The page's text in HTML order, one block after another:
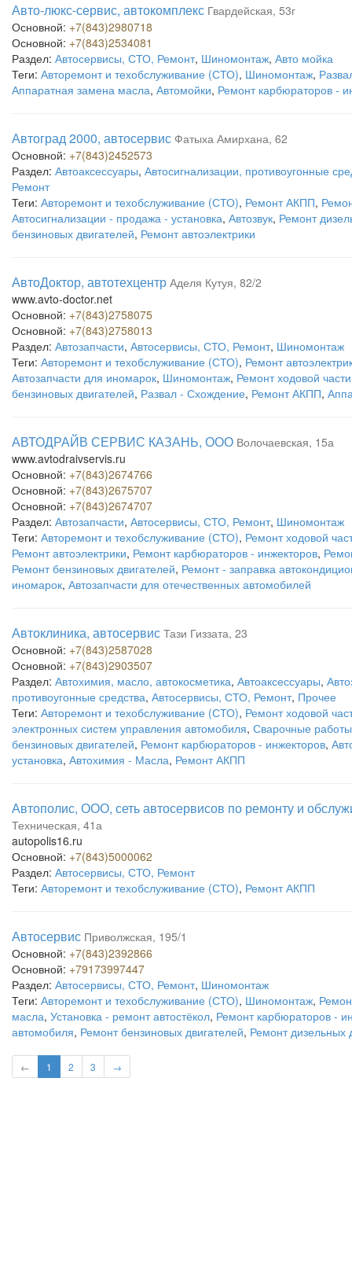
Авто-люкс-сервис, автокомплекс Гвардейская, 53г
Основной: +7(843)2980718
Основной: +7(843)2534081
Раздел: Автосервисы, СТО, Ремонт, Шиномонтаж, Авто мойка
Теги: Авторемонт и техобслуживание (СТО), Шиномонтаж,
Аппаратная замена масла, Автомойки, Ремонт карбюраторов -
Автоград 2000, автосервис Фатыха Амирхана, 62
Основной: +7(843)2452573
Раздел: Автоаксессуары, Автосигнализации, противоугонные
Ремонт
Теги: Авторемонт и техобслуживание (СТО), Ремонт АКПП,
Автосигнализации - продажа - установка, Автозвук, Ремонт
бензиновых двигателей, Ремонт автоэлектрики
АвтоДоктор, автотехцентр Аделя Кутуя, 82/2
www.avto-doctor.net
Основной: +7(843)2758075
Основной: +7(843)2758013
Раздел: Автозапчасти, Автосервисы, СТО, Ремонт, Шиномонтаж
Теги: Авторемонт и техобслуживание (СТО), Ремонт
Автозапчасти для иномарок, Шиномонтаж, Ремонт ходовой
бензиновых двигателей, Развал - Схождение, Ремонт АКПП,
АВТОДРАЙВ СЕРВИС КАЗАНЬ, ООО Волочаевская, 15а
www.avtodraivservis.ru
Основной: +7(843)2674766
Основной: +7(843)2675707
Основной: +7(843)2674707
Раздел: Автозапчасти, Автосервисы, СТО, Ремонт, Шиномонтаж
Теги: Авторемонт и техобслуживание (СТО), Ремонт ходовой
Ремонт автоэлектрики, Ремонт карбюраторов - инжекторов,
Ремонт бензиновых двигателей, Ремонт - заправка
иномарок, Автозапчасти для отечественных автомобилей
Автоклиника, автосервис Тази Гиззата, 23
Основной: +7(843)2587028
Основной: +7(843)2903507
Раздел: Автохимия, масло, автокосметика, Автоаксессуары,
противоугонные средства, Автосервисы, СТО, Ремонт, Прочее
Теги: Авторемонт и техобслуживание (СТО), Ремонт ходовой
электронных систем управления автомобиля, Сварочные работы
бензиновых двигателей, Ремонт карбюраторов - инжекторов,
установка, Автохимия - Масла, Ремонт АКПП
Автополис, ООО, сеть автосервисов по ремонту и
Техническая, 41а
autopolis16.ru
Основной: +7(843)5000062
Раздел: Автосервисы, СТО, Ремонт
Теги: Авторемонт и техобслуживание (СТО), Ремонт АКПП
Автосервис Приволжская, 195/1
Основной: +7(843)2392866
Основной: +79173997447
Раздел: Автосервисы, СТО, Ремонт, Шиномонтаж
Теги: Авторемонт и техобслуживание (СТО), Шиномонтаж,
масла, Установка - ремонт автостёкол, Ремонт карбюраторов -
автомобиля, Ремонт бензиновых двигателей, Ремонт дизельных
← 1 2 3 →